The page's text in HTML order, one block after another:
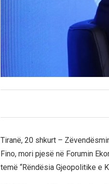
Tiranë, 20 shkurt –
Fino, mori pjesë në Forumin
temë “Rëndësia Gjeopolitike e